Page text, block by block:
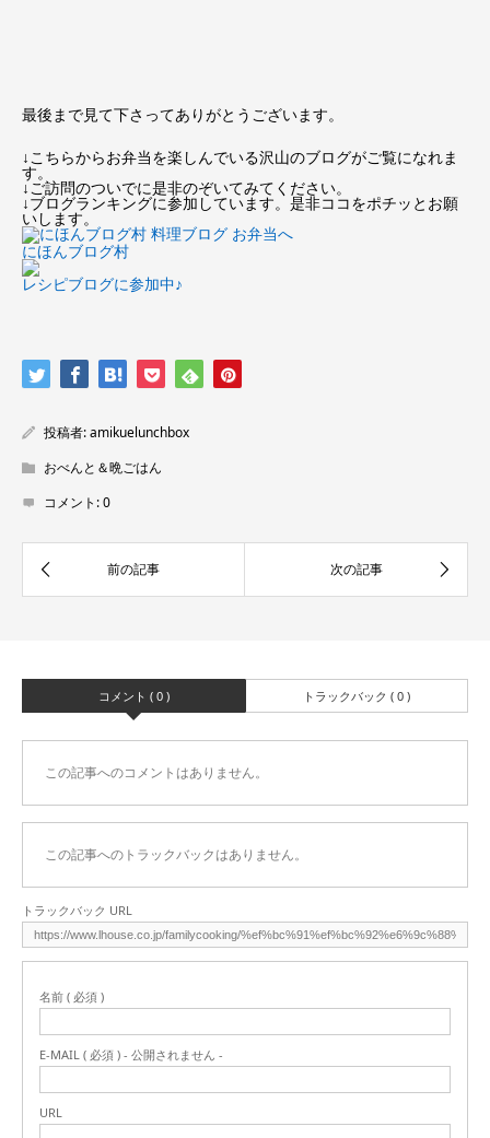
最後まで見て下さってありがとうございます。
↓こちらからお弁当を楽しんでいる沢山のブログがご覧になれま
す。
↓ご訪問のついでに是非のぞいてみてください。
↓ブログランキングに参加しています。是非ココをポチッとお願
いします。
にほんブログ村
レシピブログに参加中♪
投稿者:amikuelunchbox
おべんと＆晩ごはん
コメント:0
コメント ( 0 ) トラックバック ( 0 )
この記事へのコメントはありません。
この記事へのトラックバックはありません。
トラックバック URL
名前 ( 必須 )
E-MAIL ( 必須 ) - 公開されません -
URL